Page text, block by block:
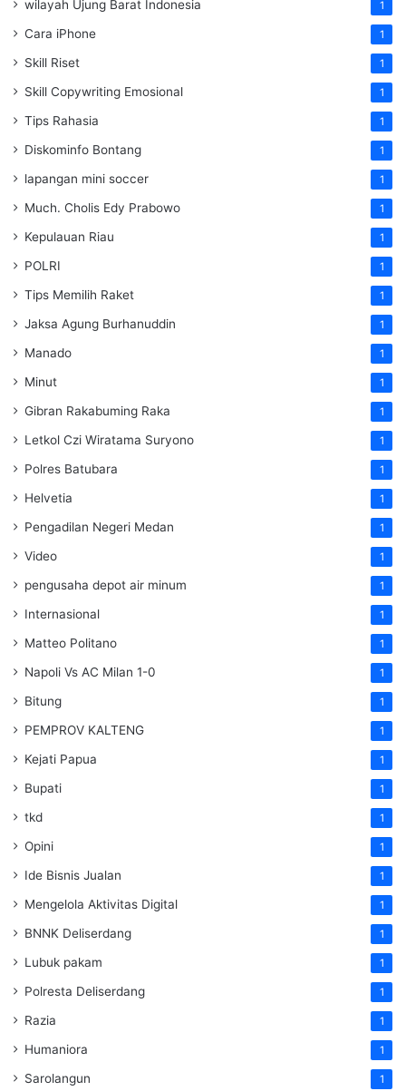
wilayah Ujung Barat Indonesia 1
Cara iPhone 1
Skill Riset 1
Skill Copywriting Emosional 1
Tips Rahasia 1
Diskominfo Bontang 1
lapangan mini soccer 1
Much. Cholis Edy Prabowo 1
Kepulauan Riau 1
POLRI 1
Tips Memilih Raket 1
Jaksa Agung Burhanuddin 1
Manado 1
Minut 1
Gibran Rakabuming Raka 1
Letkol Czi Wiratama Suryono 1
Polres Batubara 1
Helvetia 1
Pengadilan Negeri Medan 1
Video 1
pengusaha depot air minum 1
Internasional 1
Matteo Politano 1
Napoli Vs AC Milan 1-0 1
Bitung 1
PEMPROV KALTENG 1
Kejati Papua 1
Bupati 1
tkd 1
Opini 1
Ide Bisnis Jualan 1
Mengelola Aktivitas Digital 1
BNNK Deliserdang 1
Lubuk pakam 1
Polresta Deliserdang 1
Razia 1
Humaniora 1
Sarolangun 1